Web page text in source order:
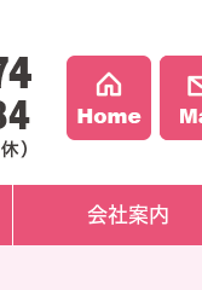
会社案内